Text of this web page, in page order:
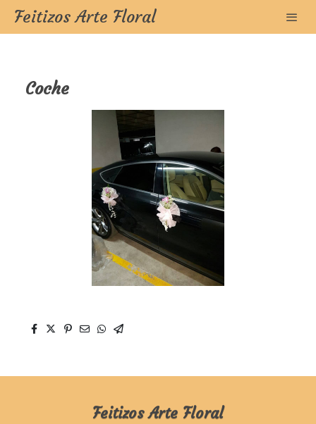
Feitizos Arte Floral
Coche
Feitizos Arte Floral